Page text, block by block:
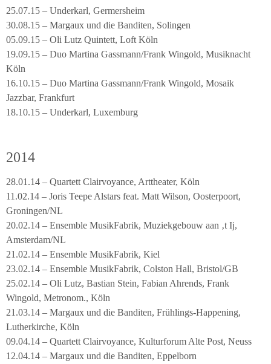
25.07.15 – Underkarl, Germersheim
30.08.15 – Margaux und die Banditen, Solingen
05.09.15 – Oli Lutz Quintett, Loft Köln
19.09.15 – Duo Martina Gassmann/Frank Wingold, Musiknacht
Köln
16.10.15 – Duo Martina Gassmann/Frank Wingold, Mosaik
Jazzbar, Frankfurt
18.10.15 – Underkarl, Luxemburg
2014
28.01.14 – Quartett Clairvoyance, Arttheater, Köln
11.02.14 – Joris Teepe Alstars feat. Matt Wilson, Oosterpoort,
Groningen/NL
20.02.14 – Ensemble MusikFabrik, Muziekgebouw aan ‚t Ij,
Amsterdam/NL
21.02.14 – Ensemble MusikFabrik, Kiel
23.02.14 – Ensemble MusikFabrik, Colston Hall, Bristol/GB
25.02.14 – Oli Lutz, Bastian Stein, Fabian Ahrends, Frank
Wingold, Metronom., Köln
21.03.14 – Margaux und die Banditen, Frühlings-Happening,
Lutherkirche, Köln
09.04.14 – Quartett Clairvoyance, Kulturforum Alte Post, Neuss
12.04.14 – Margaux und die Banditen, Eppelborn